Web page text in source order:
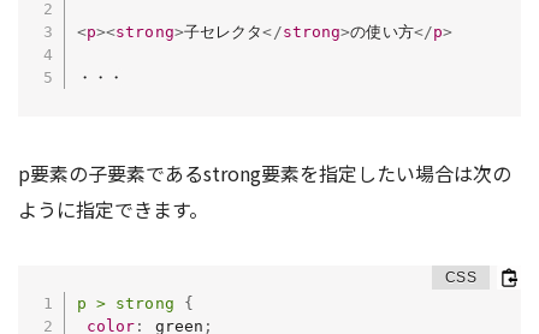
<p><strong>子セレクタ</strong>の使い方</p>
・・・
p要素の子要素であるstrong要素を指定したい場合は次の
ように指定できます。
p > strong
{
color : green ;